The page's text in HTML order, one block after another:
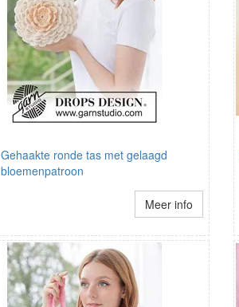
Gehaakte ronde tas met gelaagd
bloemenpatroon
Meer info